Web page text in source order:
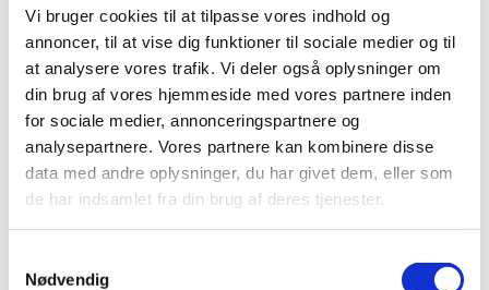
Vi bruger cookies til at tilpasse vores indhold og
annoncer, til at vise dig funktioner til sociale medier og til
at analysere vores trafik. Vi deler også oplysninger om
din brug af vores hjemmeside med vores partnere inden
for sociale medier, annonceringspartnere og
analysepartnere. Vores partnere kan kombinere disse
data med andre oplysninger, du har givet dem, eller som
de har indsamlet fra din brug af deres tjenester.
Nødvendig
Er du interesseret i at se referaterne fra tidligere
menighedsråd,, så finder du demher.